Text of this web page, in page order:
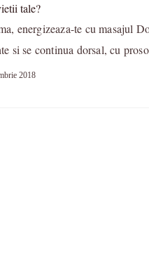
tale?
energizeaza-te cu masajul
si se continua dorsal, cu
2018